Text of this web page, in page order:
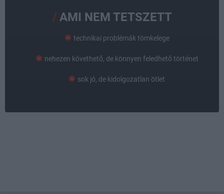
AMI NEM TETSZETT
technikai problémák tömkelege
nehezen követhető, de könnyen feledhető történet
sok jó, de kidolgozatlan ötlet